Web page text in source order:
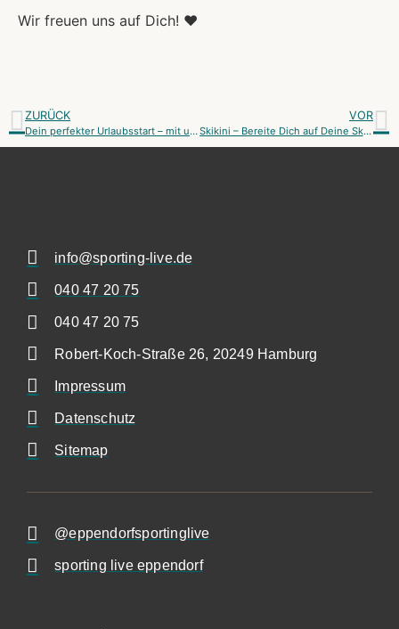
Wir freuen uns auf Dich! ❤️
ZURÜCK
Dein perfekter Urlaubsstart – mit unserem Reisepartner für Dich!
VOR
Skikini – Bereite Dich auf Deine Skikinifigur vor!
info@sporting-live.de
040 47 20 75
040 47 20 75
Robert-Koch-Straße 26, 20249 Hamburg
Impressum
Datenschutz
Sitemap
@eppendorfsportinglive
sporting live eppendorf